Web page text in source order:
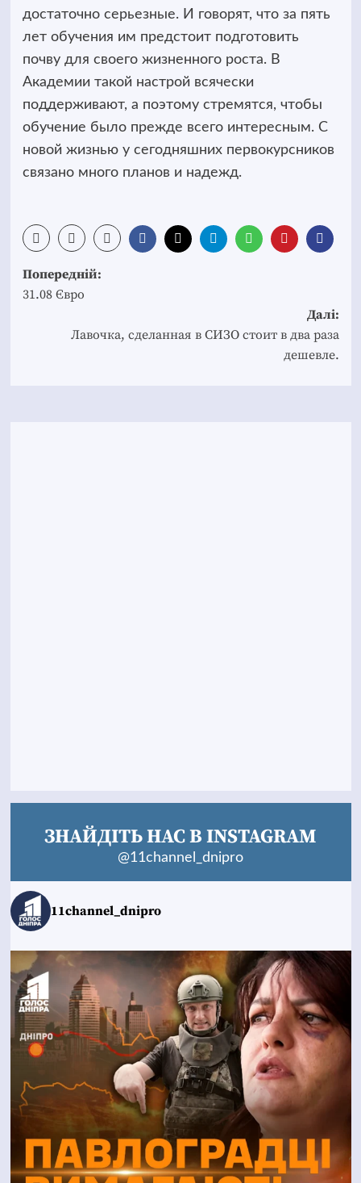
достаточно серьезные. И говорят, что за пять
лет обучения им предстоит подготовить
почву для своего жизненного роста. В
Академии такой настрой всячески
поддерживают, а поэтому стремятся, чтобы
обучение было прежде всего интересным. С
новой жизнью у сегодняшних первокурсников
связано много планов и надежд.
Post
navigation
Попередній:
31.08 Євро
Далі:
Лавочка, сделанная в СИЗО стоит в два раза
дешевле.
ЗНАЙДІТЬ НАС В INSTAGRAM
@11channel_dnipro
11channel_dnipro